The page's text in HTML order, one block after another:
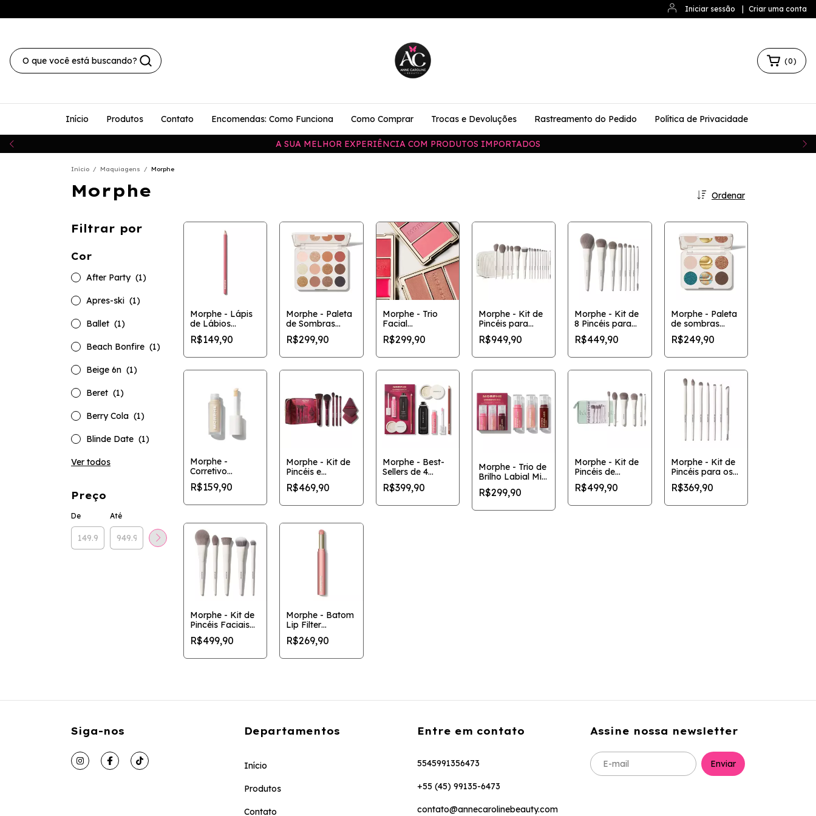
Iniciar sessão Criar uma conta
A SUA MELHOR EXPERIÊNCIA COM PRODUTOS IMPORTADOS
(0)
Início Produtos Contato Encomendas: Como Funciona Como Comprar Trocas e Devoluções Rastreamento do Pedido Política de Privacidade
Início / Maquiagens / Morphe
Morphe Ordenar
Filtrar por
Cor
After Party (1)
Apres-ski (1)
Ballet (1)
Beach Bonfire (1)
Beige 6n (1)
Beret (1)
Berry Cola (1)
Blinde Date (1)
Ver todos
Preço
De Até
Morphe - Lápis
de Lábios
Signature
R$149,90
Morphe - Paleta
de Sombras
ChromaPlus com
12 cores
R$299,90
Morphe - Trio
Facial
Multiacabamento
Cheek Thrills
R$299,90
Morphe - Kit de
Pincéis para
Rosto e Olhos
'Ready, Set, Pro'
R$949,90
Morphe - Kit de
8 Pincéis para
Rosto e Olhos
'Best of Blends'
R$449,90
Morphe - Paleta
de sombras
ChromaPlus com
6 cores
R$249,90
Morphe -
Corretivo
Wakeup Artist
Under Eye
R$159,90
Morphe - Kit de
Pincéis e
Ferramentas
'Rebelious' de 6
R$469,90
Morphe - Best-
Sellers de 4
Peças
'Unapologetic'
R$399,90
Morphe - Trio de
Brilho Labial Mini
Dripglass
R$299,90
Morphe - Kit de
Pincéis de
Viagem 'Along
for the Glide'
R$499,90
Morphe - Kit de
Pincéis para os
Olhos 'Eye Want
It All' com 7
R$369,90
Morphe - Kit de
Pincéis Faciais
com 5 Peças
para Modo
R$499,90
Morphe - Batom
Lip Filter
Hydroplump Soft
Matte
R$269,90
Siga-nos Departamentos
Início
Produtos
Contato
Entre em contato
5545991356473
+55 (45) 99135-6473
contato@annecarolinebeauty.com
Assine nossa newsletter